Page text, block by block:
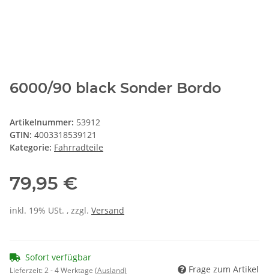
6000/90 black Sonder Bordo
Artikelnummer: 53912
GTIN: 4003318539121
Kategorie: Fahrradteile
79,95 €
inkl. 19% USt. , zzgl. Versand
Sofort verfügbar
Lieferzeit:2 - 4 Werktage (Ausland) Frage zum Artikel